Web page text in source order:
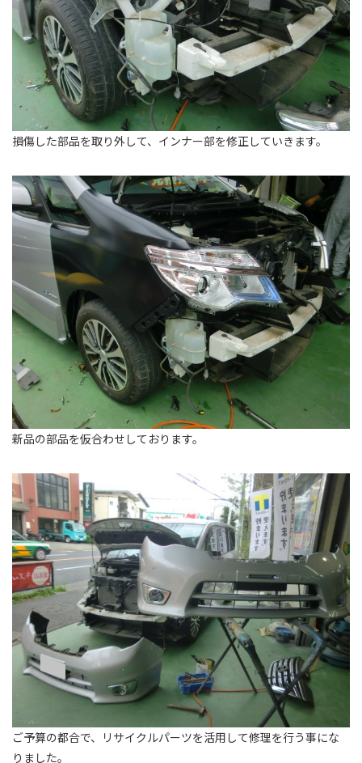
損傷した部品を取り外して、インナー部を修正していきます。
新品の部品を仮合わせしております。
ご予算の都合で、リサイクルパーツを活用して修理を行う事にな
りました。